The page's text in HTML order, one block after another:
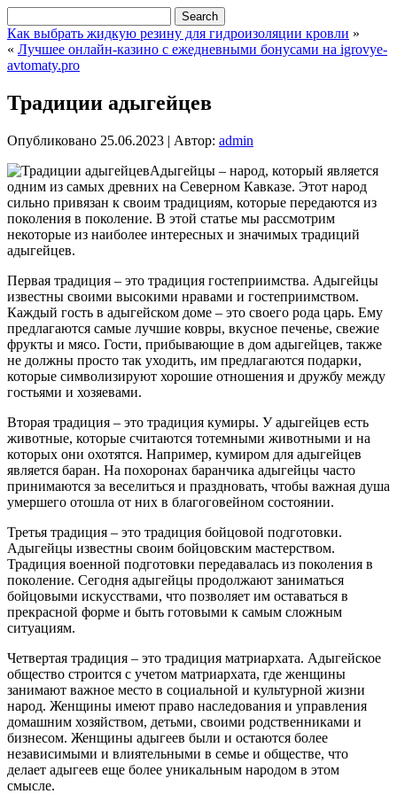
Как выбрать жидкую резину для гидроизоляции кровли »
« Лучшее онлайн-казино с ежедневными бонусами на igrovye-
avtomaty.pro
Традиции адыгейцев
Опубликовано 25.06.2023 | Автор: admin
Адыгейцы – народ, который является
одним из самых древних на Северном Кавказе. Этот народ
сильно привязан к своим традициям, которые передаются из
поколения в поколение. В этой статье мы рассмотрим
некоторые из наиболее интересных и значимых традиций
адыгейцев.
Первая традиция – это традиция гостеприимства. Адыгейцы
известны своими высокими нравами и гостеприимством.
Каждый гость в адыгейском доме – это своего рода царь. Ему
предлагаются самые лучшие ковры, вкусное печенье, свежие
фрукты и мясо. Гости, прибывающие в дом адыгейцев, также
не должны просто так уходить, им предлагаются подарки,
которые символизируют хорошие отношения и дружбу между
гостьями и хозяевами.
Вторая традиция – это традиция кумиры. У адыгейцев есть
животные, которые считаются тотемными животными и на
которых они охотятся. Например, кумиром для адыгейцев
является баран. На похоронах баранчика адыгейцы часто
принимаются за веселиться и праздновать, чтобы важная душа
умершего отошла от них в благоговейном состоянии.
Третья традиция – это традиция бойцовой подготовки.
Адыгейцы известны своим бойцовским мастерством.
Традиция военной подготовки передавалась из поколения в
поколение. Сегодня адыгейцы продолжают заниматься
бойцовыми искусствами, что позволяет им оставаться в
прекрасной форме и быть готовыми к самым сложным
ситуациям.
Четвертая традиция – это традиция матриархата. Адыгейское
общество строится с учетом матриархата, где женщины
занимают важное место в социальной и культурной жизни
народ. Женщины имеют право наследования и управления
домашним хозяйством, детьми, своими родственниками и
бизнесом. Женщины адыгеев были и остаются более
независимыми и влиятельными в семье и обществе, что
делает адыгеев еще более уникальным народом в этом
смысле.